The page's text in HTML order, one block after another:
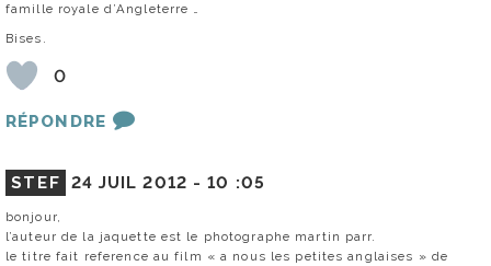
famille royale d’Angleterre …
Bises.
0
RÉPONDRE
STEF 24 JUIL 2012 -10 :05
bonjour,
l’auteur de la jaquette est le photographe martin parr.
le titre fait reference au film « a nous les petites anglaises » de